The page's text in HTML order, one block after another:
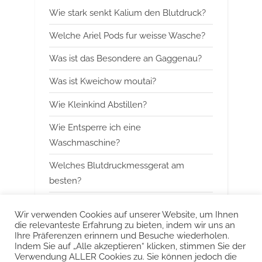
o
s
t
Wie stark senkt Kalium den Blutdruck?
Welche Ariel Pods fur weisse Wasche?
Was ist das Besondere an Gaggenau?
Was ist Kweichow moutai?
Wie Kleinkind Abstillen?
Wie Entsperre ich eine
Waschmaschine?
Welches Blutdruckmessgerat am
besten?
Kann man Arbeitsspeicher kombinieren?
Was ist das Besondere an Smeg?
Wir verwenden Cookies auf unserer Website, um Ihnen
die relevanteste Erfahrung zu bieten, indem wir uns an
Ihre Präferenzen erinnern und Besuche wiederholen.
Indem Sie auf „Alle akzeptieren“ klicken, stimmen Sie der
Verwendung ALLER Cookies zu. Sie können jedoch die